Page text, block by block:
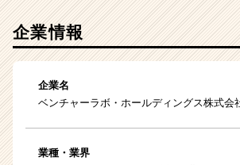
企業情報
企業名
ベンチャーラボ・ホールディングス株式会
業種・業界